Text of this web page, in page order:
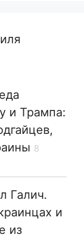
и Трампа:
8
Галич.
и
из